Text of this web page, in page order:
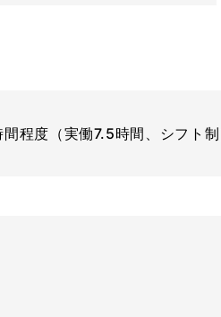
程度（実働7.5時間、シフト制